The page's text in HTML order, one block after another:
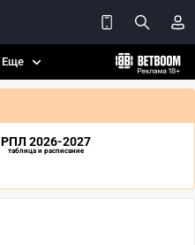
Еще
РПЛ 2026-2027
таблица и расписание